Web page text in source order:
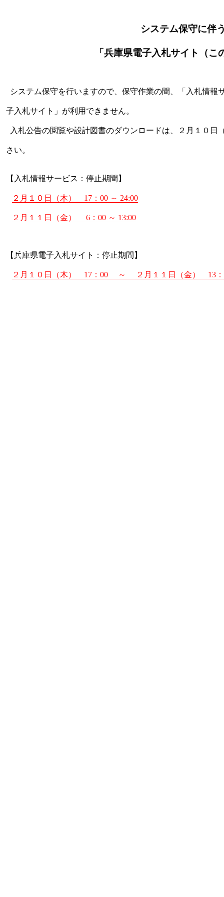
システム保守に伴
「兵庫県電子入札サイト（
システム保守を行いますので、保守作業の間、「入札情報
子入札サイト」が利用できません。
入札公告の閲覧や設計図書のダウンロードは、２月１０日
さい。
【入札情報サービス：停止期間】
２月１０日（木） 17：00 ～ 24:00
２月１１日（金） 6：00 ～ 13:00
【兵庫県電子入札サイト：停止期間】
２月１０日（木） 17：00 ～ ２月１１日（金） 13：